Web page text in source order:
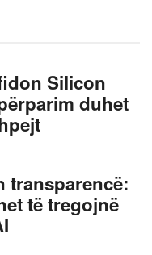
Silicon
duhet
transparencë:
të tregojnë